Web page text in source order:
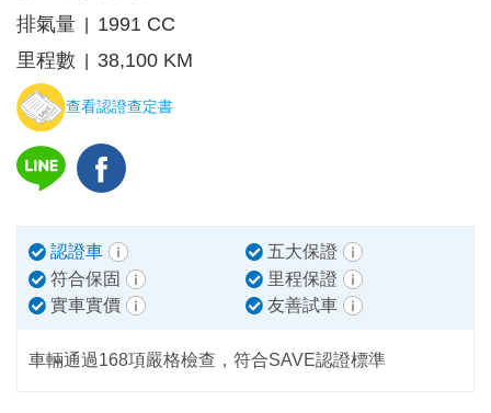
排氣量
1991 CC
里程數
38,100 KM
查看認證查定書
認證車
五大保證
符合保固
里程保證
實車實價
友善試車
車輛通過168項嚴格檢查，符合SAVE認證標準